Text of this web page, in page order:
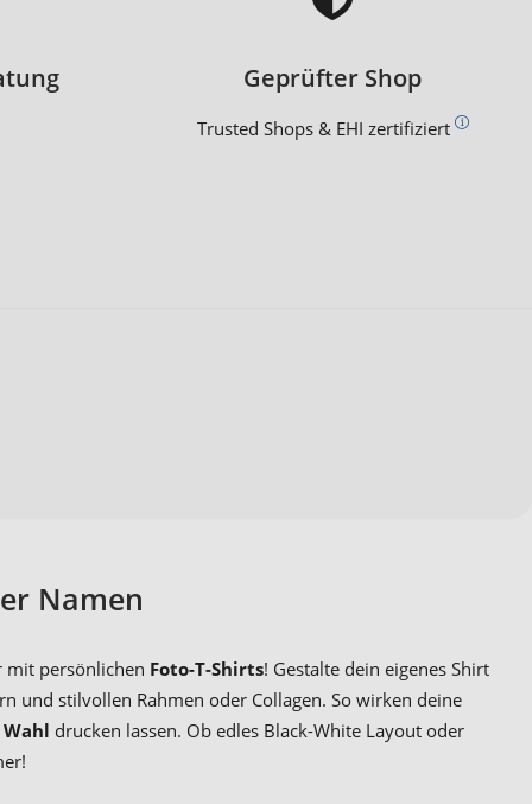
Geprüfter Shop
Trusted Shops & EHI zertifiziert
Namen
mit persönlichen Foto-T-Shirts! Gestalte dein eigenes Shirt
und stilvollen Rahmen oder Collagen. So wirken deine
drucken lassen. Ob edles Black-White Layout oder